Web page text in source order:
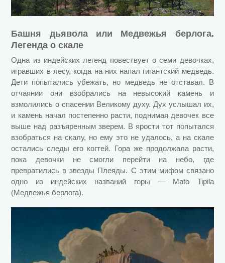
Башня дьявола или Медвежья берлога.
Легенда о скале
Одна из индейских легенд повествует о семи девочках,
игравших в лесу, когда на них напал гигантский медведь.
Дети попытались убежать, но медведь не отставал. В
отчаянии они взобрались на невысокий камень и
взмолились о спасении Великому духу. Дух услышал их,
и камень начал постепенно расти, поднимая девочек все
выше над разъяренным зверем. В ярости тот попытался
взобраться на скалу, но ему это не удалось, а на скале
остались следы его когтей. Гора же продолжала расти,
пока девочки не смогли перейти на небо, где
превратились в звезды Плеяды. С этим мифом связано
одно из индейских названий горы — Mato Tipila
(Медвежья берлога).